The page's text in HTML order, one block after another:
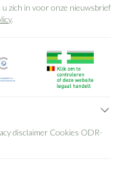
zich in voor onze nieuwsbrief
.
disclaimer Cookies ODR-